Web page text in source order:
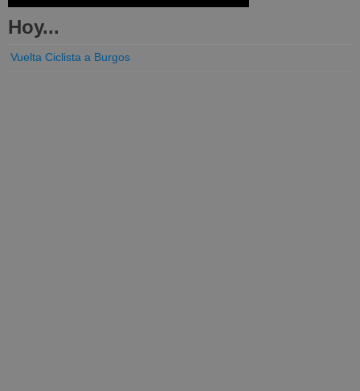
Hoy...
Vuelta Ciclista a Burgos